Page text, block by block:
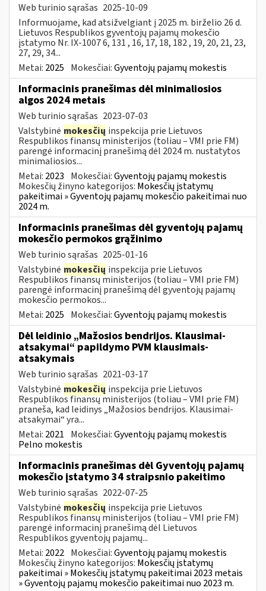
Web turinio sąrašas 2025-10-09
Informuojame, kad atsižvelgiant į 2025 m. birželio 26 d.
Lietuvos Respublikos gyventojų pajamų mokesčio
įstatymo Nr. IX-1007 6, 131 , 16, 17, 18, 182 , 19, 20, 21, 23,
27, 29, 34...
Metai: 2025 Mokesčiai:Gyventojų pajamų mokestis
Informacinis pranešimas dėl minimaliosios
algos 2024 metais
Web turinio sąrašas 2023-07-03
Valstybinė mokesčių inspekcija prie Lietuvos
Respublikos finansų ministerijos (toliau – VMI prie FM)
parengė informacinį pranešimą dėl 2024 m. nustatytos
minimaliosios...
Metai: 2023 Mokesčiai:Gyventojų pajamų mokestis
Mokesčių žinyno kategorijos: Mokesčių įstatymų
pakeitimai » Gyventojų pajamų mokesčio pakeitimai nuo
2024 m.
Informacinis pranešimas dėl gyventojų pajamų
mokesčio permokos grąžinimo
Web turinio sąrašas 2025-01-16
Valstybinė mokesčių inspekcija prie Lietuvos
Respublikos finansų ministerijos (toliau – VMI prie FM)
parengė informacinį pranešimą dėl gyventojų pajamų
mokesčio permokos...
Metai: 2025 Mokesčiai:Gyventojų pajamų mokestis
Dėl leidinio „Mažosios bendrijos. Klausimai-
atsakymai“ papildymo PVM klausimais-
atsakymais
Web turinio sąrašas 2021-03-17
Valstybinė mokesčių inspekcija prie Lietuvos
Respublikos finansų ministerijos (toliau – VMI prie FM)
praneša, kad leidinys „Mažosios bendrijos. Klausimai-
atsakymai“ yra...
Metai: 2021 Mokesčiai:Gyventojų pajamų mokestis
Pelno mokestis
Informacinis pranešimas dėl Gyventojų pajamų
mokesčio įstatymo 34 straipsnio pakeitimo
Web turinio sąrašas 2022-07-25
Valstybinė mokesčių inspekcija prie Lietuvos
Respublikos finansų ministerijos (toliau – VMI prie FM)
parengė informacinį pranešimą dėl Lietuvos
Respublikos gyventojų pajamų...
Metai: 2022 Mokesčiai:Gyventojų pajamų mokestis
Mokesčių žinyno kategorijos: Mokesčių įstatymų
pakeitimai » Mokesčių įstatymų pakeitimai 2023 metais
» Gyventojų pajamų mokesčio pakeitimai nuo 2023 m.